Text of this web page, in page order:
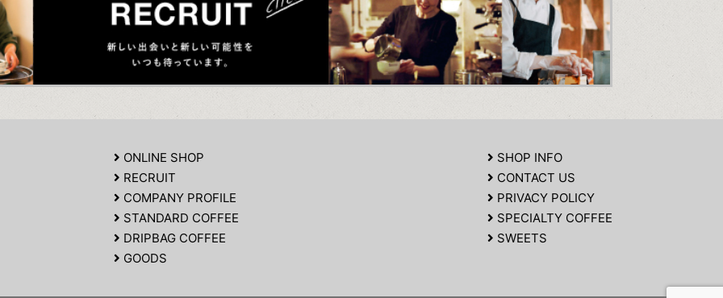
ONLINE SHOP
RECRUIT
COMPANY PROFILE
STANDARD COFFEE
DRIPBAG COFFEE
GOODS
SHOP INFO
CONTACT US
PRIVACY POLICY
SPECIALTY COFFEE
SWEETS